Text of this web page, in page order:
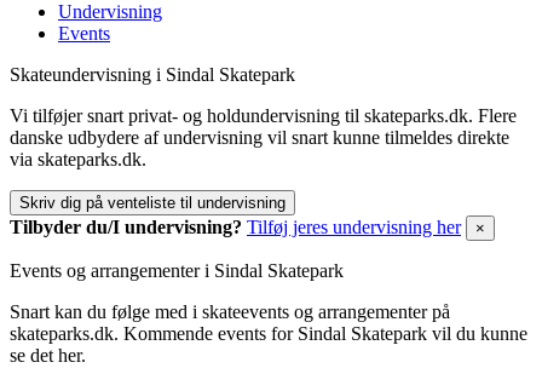
Undervisning
Events
Skateundervisning i Sindal Skatepark
Vi tilføjer snart privat- og holdundervisning til skateparks.dk. Flere
danske udbydere af undervisning vil snart kunne tilmeldes direkte
via skateparks.dk.
Skriv dig på venteliste til undervisning
Tilbyder du/I undervisning? Tilføj jeres undervisning her ×
Events og arrangementer i Sindal Skatepark
Snart kan du følge med i skateevents og arrangementer på
skateparks.dk. Kommende events for Sindal Skatepark vil du kunne
se det her.